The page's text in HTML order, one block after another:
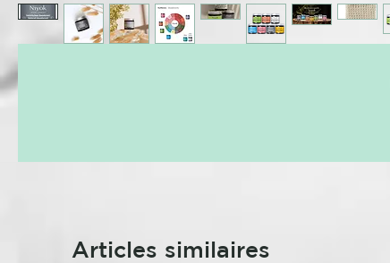
Articles similaires